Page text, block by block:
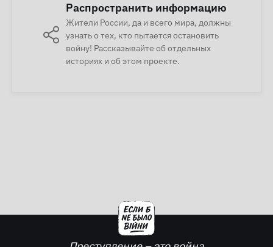
Распространить информацию
Жители России, да и всего мира, должны
узнать о тех, кто пытается остановить
войну! Рассказывайте об отдельных
историях и об этом проекте.